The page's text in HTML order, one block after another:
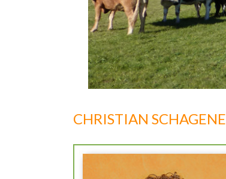
CHRISTIAN SCHAGENE